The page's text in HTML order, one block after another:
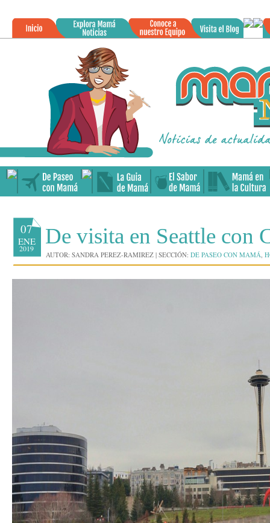
07
ENE
2019 De visita en Seattle con
AUTOR: SANDRA PEREZ-RAMIREZ | SECCIÓN: DE PASEO CON MAMÁ,